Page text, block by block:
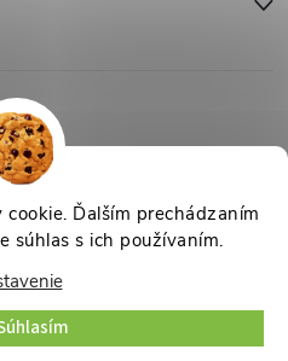
Ďalším prechádzaním
súhlas s ich používaním.
Shoptet
práva vyhradené.